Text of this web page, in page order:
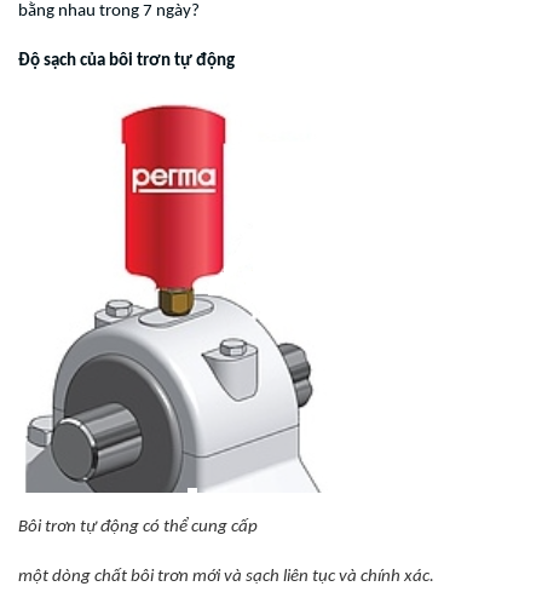
bằng nhau trong 7 ngày?
Độ sạch của bôi trơn tự động
Bôi trơn tự động có thể cung cấp
một dòng chất bôi trơn mới và sạch liên tục và chính xác.